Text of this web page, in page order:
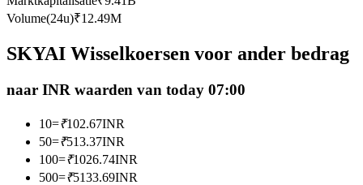
Word een Copy Trader
Geniet van winstdeling en copy trading commissies
Volume(24u)₹12.49M
SKYAI Wisselkoersen voor ander bedrag
naar INR waarden van today 07:00
10=₹102.67INR
50=₹513.37INR
100=₹1026.74INR
500=₹5133.69INR